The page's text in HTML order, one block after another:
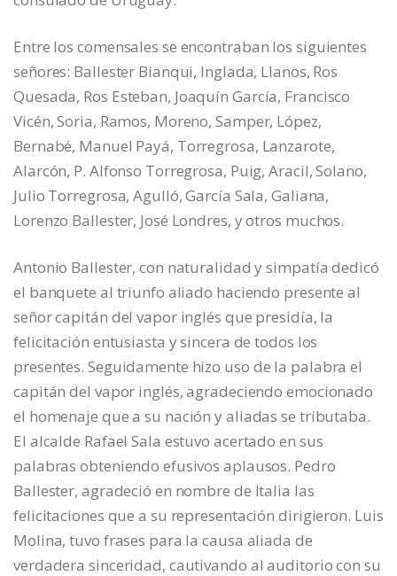
Entre los comensales se encontraban los siguientes
señores: Ballester Bianqui, Inglada, Llanos, Ros
Quesada, Ros Esteban, Joaquín García, Francisco
Vicén, Soria, Ramos, Moreno, Samper, López,
Bernabé, Manuel Payá, Torregrosa, Lanzarote,
Alarcón, P. Alfonso Torregrosa, Puig, Aracil, Solano,
Julio Torregrosa, Agulló, García Sala, Galiana,
Lorenzo Ballester, José Londres, y otros muchos.
Antonio Ballester, con naturalidad y simpatía dedicó
el banquete al triunfo aliado haciendo presente al
señor capitán del vapor inglés que presidía, la
felicitación entusiasta y sincera de todos los
presentes. Seguidamente hizo uso de la palabra el
capitán del vapor inglés, agradeciendo emocionado
el homenaje que a su nación y aliadas se tributaba.
El alcalde Rafael Sala estuvo acertado en sus
palabras obteniendo efusivos aplausos. Pedro
Ballester, agradeció en nombre de Italia las
felicitaciones que a su representación dirigieron. Luis
Molina, tuvo frases para la causa aliada de
verdadera sinceridad, cautivando al auditorio con su